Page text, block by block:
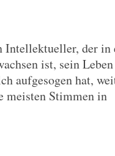
Intellektueller, der in
ist, sein
aufgesogen hat,
meisten Stimmen in